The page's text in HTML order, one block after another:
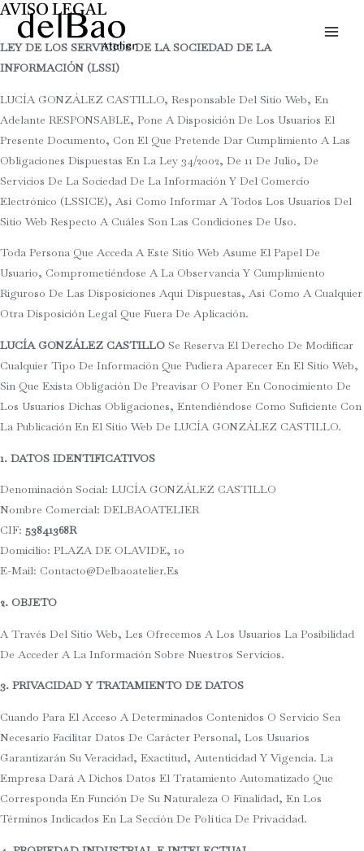
Ir
Contenido
AVISO LEGAL
LEY DE LOS SERVICIOS DE LA SOCIEDAD DE LA
INFORMACIÓN (LSSI)
LUCÍA GONZÁLEZ CASTILLO, Responsable Del Sitio Web, En
Adelante RESPONSABLE, Pone A Disposición De Los Usuarios El
Presente Documento, Con El Que Pretende Dar Cumplimiento A Las
Obligaciones Dispuestas En La Ley 34/2002, De 11 De Julio, De
Servicios De La Sociedad De La Información Y Del Comercio
Electrónico (LSSICE), Así Como Informar A Todos Los Usuarios Del
Sitio Web Respecto A Cuáles Son Las Condiciones De Uso.
Toda Persona Que Acceda A Este Sitio Web Asume El Papel De
Usuario, Comprometiéndose A La Observancia Y Cumplimiento
Riguroso De Las Disposiciones Aquí Dispuestas, Así Como A Cualquier
Otra Disposición Legal Que Fuera De Aplicación.
LUCÍA GONZÁLEZ CASTILLO Se Reserva El Derecho De Modificar
Cualquier Tipo De Información Que Pudiera Aparecer En El Sitio Web,
Sin Que Exista Obligación De Preavisar O Poner En Conocimiento De
Los Usuarios Dichas Obligaciones, Entendiéndose Como Suficiente Con
La Publicación En El Sitio Web De LUCÍA GONZÁLEZ CASTILLO.
1. DATOS IDENTIFICATIVOS
Denominación Social: LUCÍA GONZÁLEZ CASTILLO
Nombre Comercial: DELBAOATELIER
CIF: 53841368R
Domicilio: PLAZA DE OLAVIDE, 10
E-Mail: Contacto@delbaoatelier.es
2. OBJETO
A Través Del Sitio Web, Les Ofrecemos A Los Usuarios La Posibilidad
De Acceder A La Información Sobre Nuestros Servicios.
3. PRIVACIDAD Y TRATAMIENTO DE DATOS
Cuando Para El Acceso A Determinados Contenidos O Servicio Sea
Necesario Facilitar Datos De Carácter Personal, Los Usuarios
Garantizarán Su Veracidad, Exactitud, Autenticidad Y Vigencia. La
Empresa Dará A Dichos Datos El Tratamiento Automatizado Que
Corresponda En Función De Su Naturaleza O Finalidad, En Los
Términos Indicados En La Sección De Política De Privacidad.